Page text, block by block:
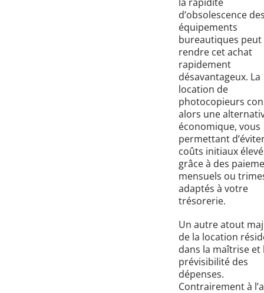
d’obsolescence
équipements
bureautiques peut
rendre cet achat
rapidement
désavantageux. La
location de
photocopieurs
alors une
économique, vous
permettant
coûts initiaux
grâce à des
mensuels ou
adaptés à votre
trésorerie.
Un autre atout
de la location
dans la maîtrise et
prévisibilité des
dépenses.
Contrairement à